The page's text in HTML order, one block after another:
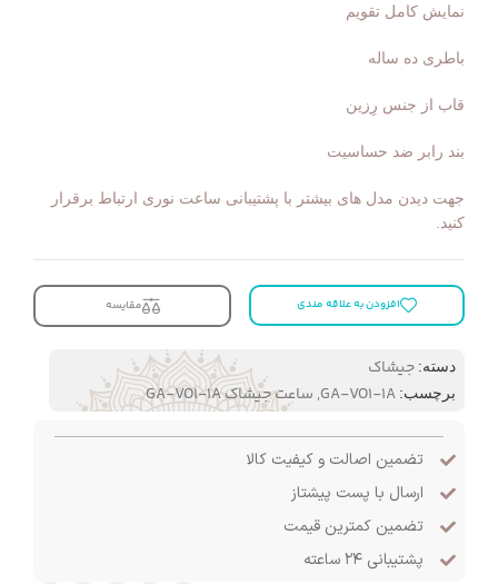
نمايش كامل تقويم
باطرى ده ساله
قاب از جنس رِزين
بند رابر ضد حساسيت
جهت دیدن مدل های بیشتر با پشتیبانی ساعت نوری ارتباط برقرار
کنید.
افزودن به علاقه مندی مقایسه
دسته: جیشاک
برچسب: GA-VO1-1A
, ساعت جیشاک GA-VO1-1A
تضمین اصالت و کیفیت کالا
ارسال با پست پیشتاز
تضمین کمترین قیمت
پشتیبانی ۲۴ ساعته